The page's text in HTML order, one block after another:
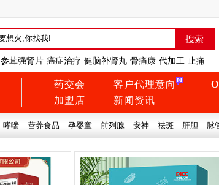
参茸强肾片 癌症治疗 健脑补肾丸 骨痛康 代加工 止痛
药交会
加盟店
客户代理意向
新闻资讯
哮喘 营养食品 孕婴童 前列腺 安神 祛斑 肝胆 脉